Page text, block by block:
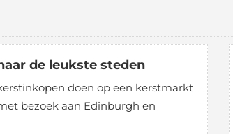
de leukste steden
doen op een kerstmarkt
bezoek aan Edinburgh en